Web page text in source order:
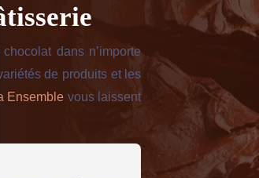
dans n’importe
de produits et les
Ensemble vous laissent